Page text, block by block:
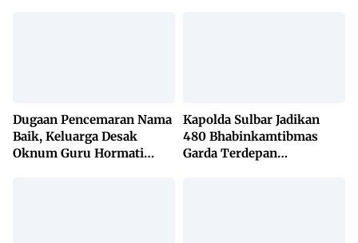
Dugaan Pencemaran Nama
Baik, Keluarga Desak
Oknum Guru Hormati
Kapolda Sulbar Jadikan
480 Bhabinkamtibmas
Garda Terdepan